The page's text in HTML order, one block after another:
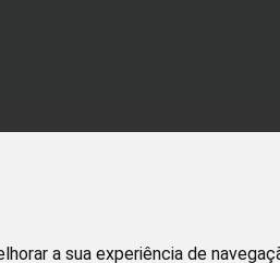
a sua experiência de